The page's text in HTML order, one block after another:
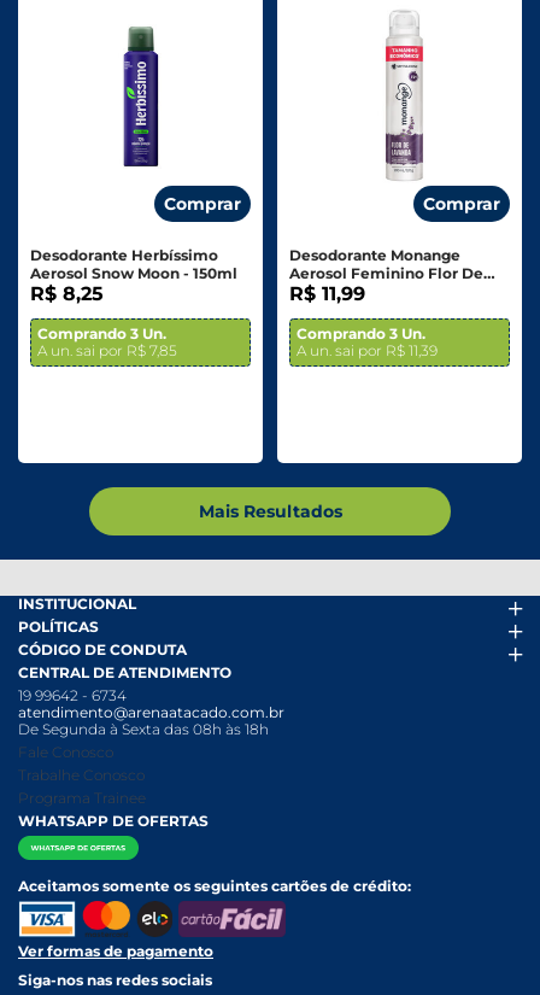
Comprar
Desodorante Herbíssimo
Aerosol Snow Moon - 150ml
R$ 8,25
Comprando 3 Un.
A un. sai por R$ 7,85
Comprar
Desodorante Monange
Aerosol Feminino Flor De
Lavanda Tamanho
Econômico 200ml
R$ 11,99
Comprando 3 Un.
A un. sai por R$ 11,39
Mais Resultados
INSTITUCIONAL
Arena Mais
Fácil Pra Pagar
Ofertas
Folheto
Nossas Lojas
Nossa História
Relatório Transparência Salarial
POLÍTICAS
Termos de uso
Política de Trocas e Devoluções
Política de Privacidade
Política Anticorrupção
Política de entrega e Retirada
Política de Pagamento
CÓDIGO DE CONDUTA
Código de conduta PDF
Canal de Denúncias
Canal de Denúncias da Mulher
CENTRAL DE ATENDIMENTO
19 99642 - 6734
atendimento@arenaatacado.com.br
De Segunda à Sexta das 08h às 18h
Fale Conosco
Trabalhe Conosco
Programa Trainee
WHATSAPP DE OFERTAS
Aceitamos somente os seguintes cartões de crédito:
Ver formas de pagamento
Siga-nos nas redes sociais